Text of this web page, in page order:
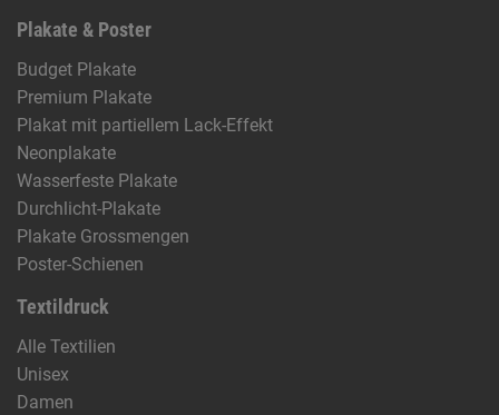
Plakate & Poster
Budget Plakate
Premium Plakate
Plakat mit partiellem Lack-Effekt
Neonplakate
Wasserfeste Plakate
Durchlicht-Plakate
Plakate Grossmengen
Poster-Schienen
Textildruck
Alle Textilien
Unisex
Damen